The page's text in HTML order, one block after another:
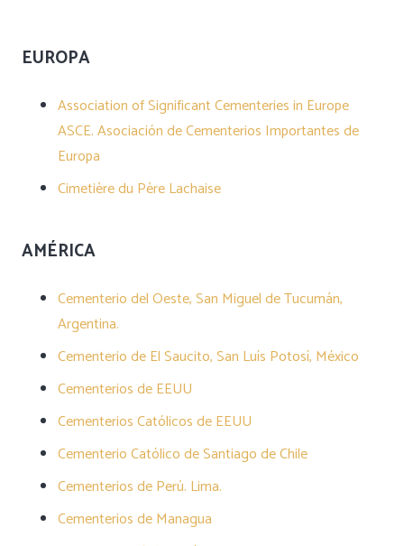
EUROPA
Association of Significant Cementeries in Europe
ASCE. Asociación de Cementerios Importantes de
Europa
Cimetière du Père Lachaise
AMÉRICA
Cementerio del Oeste, San Miguel de Tucumán,
Argentina.
Cementerio de El Saucito, San Luís Potosí, México
Cementerios de EEUU
Cementerios Católicos de EEUU
Cementerio Católico de Santiago de Chile
Cementerios de Perú. Lima.
Cementerios de Managua